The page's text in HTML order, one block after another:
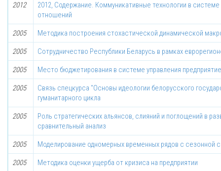
2012
2012, Содержание. Коммуникативные технологии в
отношений
2005 Методика построения стохастической динамической
2005 Сотрудничество Республики Беларусь в рамках
2005 Место бюджетирования в системе управления
2005
Связь спецкурса "Основы идеологии белорусского
гуманитарного цикла
2005
Роль стратегических альянсов, слияний и поглощений в
сравнительный анализ
2005 Моделирование одномерных временных рядов с сезонной
2005 Методика оценки ущерба от кризиса на предприятии